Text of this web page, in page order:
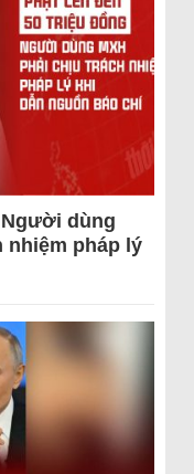
dùng
nhiệm pháp lý